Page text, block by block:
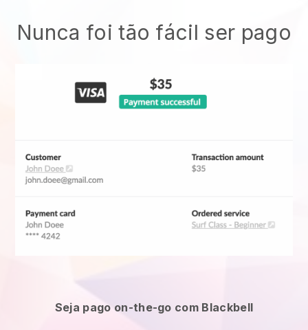
Nunca foi tão fácil ser pago
Seja pago on-the-go com Blackbell